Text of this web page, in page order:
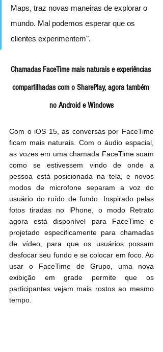
Maps, traz novas maneiras de explorar o
mundo. Mal podemos esperar que os
clientes experimentem".
Chamadas FaceTime mais naturais e experiências
compartilhadas com o SharePlay, agora também
no Android e Windows
Com o iOS 15, as conversas por FaceTime
ficam mais naturais. Com o áudio espacial,
as vozes em uma chamada FaceTime soam
como se estivessem vindo de onde a
pessoa está posicionada na tela, e novos
modos de microfone separam a voz do
usuário do ruído de fundo. Inspirado pelas
fotos tiradas no iPhone, o modo Retrato
agora está disponível para FaceTime e
projetado especificamente para chamadas
de vídeo, para que os usuários possam
desfocar seu fundo e se colocar em foco. Ao
usar o FaceTime de Grupo, uma nova
exibição em grade permite que os
participantes vejam mais rostos ao mesmo
tempo.